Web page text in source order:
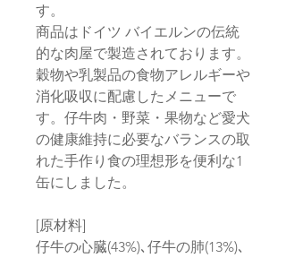
す。
商品はドイツ バイエルンの伝統
的な肉屋で製造されております。
穀物や乳製品の食物アレルギーや
消化吸収に配慮したメニューで
す。仔牛肉・野菜・果物など愛犬
の健康維持に必要なバランスの取
れた手作り食の理想形を便利な1
缶にしました。
[原材料]
仔牛の心臓(43%)､仔牛の肺(13%)､